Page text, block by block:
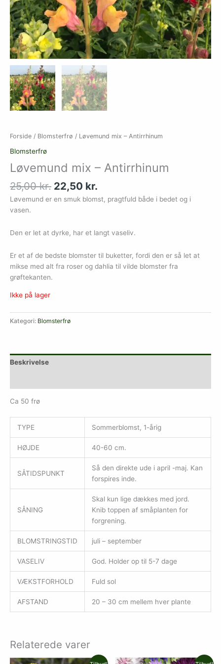
Forside / Blomsterfrø / Løvemund mix – Antirrhinum
Blomsterfrø
Løvemund mix – Antirrhinum
25,00kr. 22,50 kr.
Løvemund er en smuk blomst, pragtfuld både i bedet og i
vasen.
Den er let at dyrke, har et langt vaseliv.
Er et af de bedste blomster til buketter, fordi den er så let at
mikse med alt fra roser og dahlia til vilde blomster fra
grøftekanten.
Ikke på lager
Kategori: Blomsterfrø
Beskrivelse
Ca 50 frø
TYPE Sommerblomst, 1-årig
HØJDE 40-60 cm.
SÅTIDSPUNKT
Så den direkte ude i april -maj. Kan
forspires inde.
SÅNING
Skal kun lige dækkes med jord.
Knib toppen af småplanten for
forgrening.
BLOMSTRINGSTID juli – september
VASELIV God. Holder op til 5-7 dage
VÆKSTFORHOLD Fuld sol
AFSTAND 20 – 30 cm mellem hver plante
Relaterede varer
Den
Den
Den
Den